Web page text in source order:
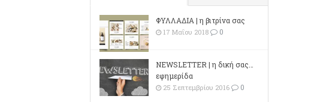
ΦΥΛΛΑΔΙΑ | η βιτρίνα σας
17 Μαΐου 2018 0
NEWSLETTER | η δική σας…
εφημερίδα
25 Σεπτεμβρίου 2016 0